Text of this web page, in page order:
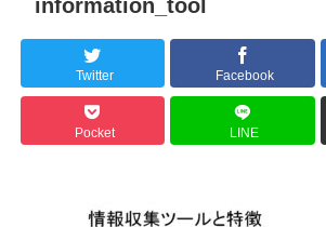
information_tool
Twitter Facebook
Pocket LINE